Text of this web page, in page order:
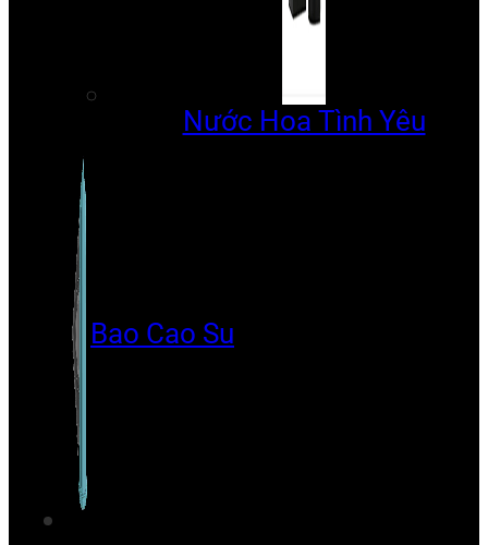
Nước Hoa Tình Yêu
Bao Cao Su